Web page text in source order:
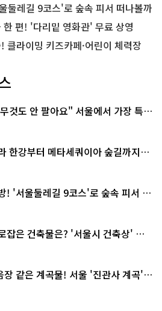
둘레길 9코스'로 숲속 피서 떠나볼까
한 편! '다리밑 영화관' 무료 상영
클라이밍 키즈카페·어린이 체력장
것도 안 팔아요" 서울에서 가장 특별
한강부터 메타세쿼이아 숲길까지…
! '서울둘레길 9코스'로 숲속 피서 떠
잡은 건축물은? '서울시 건축상' 수
장 같은 계곡물! 서울 '진관사 계곡'이